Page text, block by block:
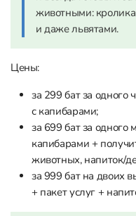
животными:
и даже львятами.
Цены:
за 299 бат за одного
с капибарами;
за 699 бат за одного
капибарами +
животных, напиток/
за 999 бат на двоих
+ пакет услуг +